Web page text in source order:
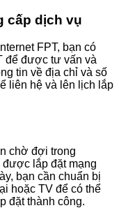
cấp dịch vụ
FPT, bạn có
để được tư vấn và
tin về địa chỉ và số
liên hệ và lên lịch lắp
chờ đợi trong
lắp đặt mạng
bạn cần chuẩn bị
hoặc TV để có thể
đặt thành công.